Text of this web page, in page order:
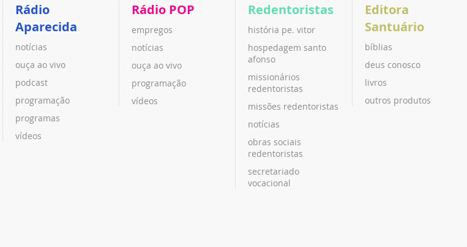
Rádio
Aparecida
notícias
ouça ao vivo
podcast
programação
programas
vídeos
Rádio POP
empregos
notícias
ouça ao vivo
programação
vídeos
Redentoristas
história pe. vitor
hospedagem santo
afonso
missionários
redentoristas
missões redentoristas
notícias
obras sociais
redentoristas
secretariado
vocacional
Editora
Santuário
bíblias
deus conosco
livros
outros produtos